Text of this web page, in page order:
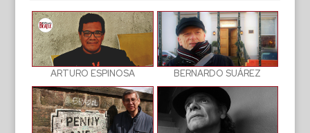
ARTURO ESPINOSA BERNARDO SUÁREZ